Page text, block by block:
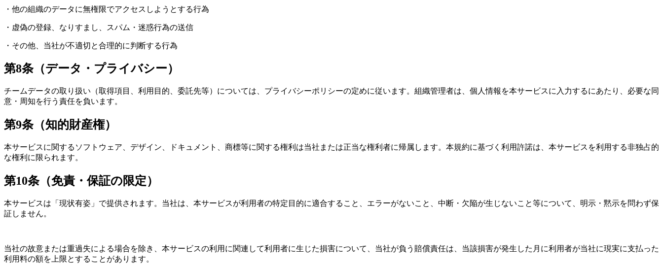
・他の組織のデータに無権限でアクセスしようとする行為
・虚偽の登録、なりすまし、スパム・迷惑行為の送信
・その他、当社が不適切と合理的に判断する行為
第8条（データ・プライバシー）
チームデータの取り扱い（取得項目、利用目的、委託先等）については、プライバシーポリシーの定めに従います。組織管理者は、個人情報を本サービスに入力するにあたり、必要な同
意・周知を行う責任を負います。
第9条（知的財産権）
本サービスに関するソフトウェア、デザイン、ドキュメント、商標等に関する権利は当社または正当な権利者に帰属します。本規約に基づく利用許諾は、本サービスを利用する非独占的
な権利に限られます。
第10条（免責・保証の限定）
本サービスは「現状有姿」で提供されます。当社は、本サービスが利用者の特定目的に適合すること、エラーがないこと、中断・欠陥が生じないこと等について、明示・黙示を問わず保
証しません。
当社の故意または重過失による場合を除き、本サービスの利用に関連して利用者に生じた損害について、当社が負う賠償責任は、当該損害が発生した月に利用者が当社に現実に支払った
利用料の額を上限とすることがあります。